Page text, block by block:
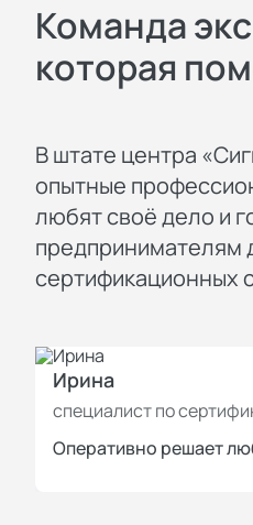
Команда
которая
В штате центра
опытные
любят своё дело и
предпринимателям
сертификационных
Ирина
специалист по
Оперативно решает